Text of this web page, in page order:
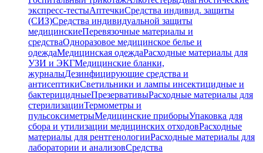
экспресс-тестыАптечкиСредства индивид. защиты
(СИЗ)Средства индивидуальной защиты
медицинскиеПеревязочные материалы и
средстваОдноразовое медицинское белье и
одеждаМедицинская одеждаРасходные материалы для
УЗИ и ЭКГМедицинские бланки,
журналыДезинфицирующие средства и
антисептикиСветильники и лампы инсектицидные и
бактерицидныеПрезервативыРасходные материалы для
стерилизацииТермометры и
пульсоксиметрыМедицинские приборыУпаковка для
сбора и утилизации медицинских отходовРасходные
материалы для рентгенологииРасходные материалы для
лаборатории и анализовСредства